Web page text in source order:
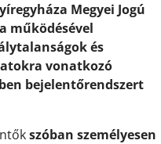
Megyei Jogú
működésével
és
vonatkozó
bejelentőrendszert
szóban személyesen